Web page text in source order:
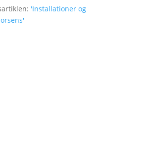
'Installationer og